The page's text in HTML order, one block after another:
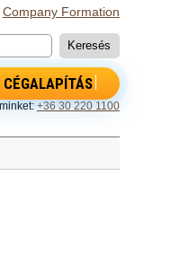
Company Formation
CÉGALAPÍTÁS
+36 30 220 1100